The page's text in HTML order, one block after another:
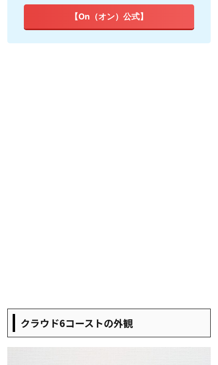
【On（オン）公式】
クラウド6コーストの外観